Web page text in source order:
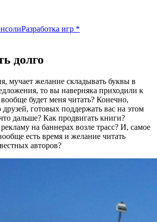
Разработка игр *
долго
мучает желание складывать буквы в
то вы наверняка приходили к
будет меня читать? Конечно,
друзей, готовых поддержать вас на этом
дальше? Как продвигать книги?
на баннерах возле трасс? И, самое
есть время и желание читать
авторов?